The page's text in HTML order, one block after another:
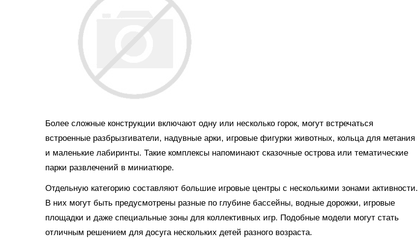
Более сложные конструкции включают одну или несколько горок, могут встречаться
встроенные разбрызгиватели, надувные арки, игровые фигурки животных, кольца для метания
и маленькие лабиринты. Такие комплексы напоминают сказочные острова или тематические
парки развлечений в миниатюре.
Отдельную категорию составляют большие игровые центры с несколькими зонами активности.
В них могут быть предусмотрены разные по глубине бассейны, водные дорожки, игровые
площадки и даже специальные зоны для коллективных игр. Подобные модели могут стать
отличным решением для досуга нескольких детей разного возраста.